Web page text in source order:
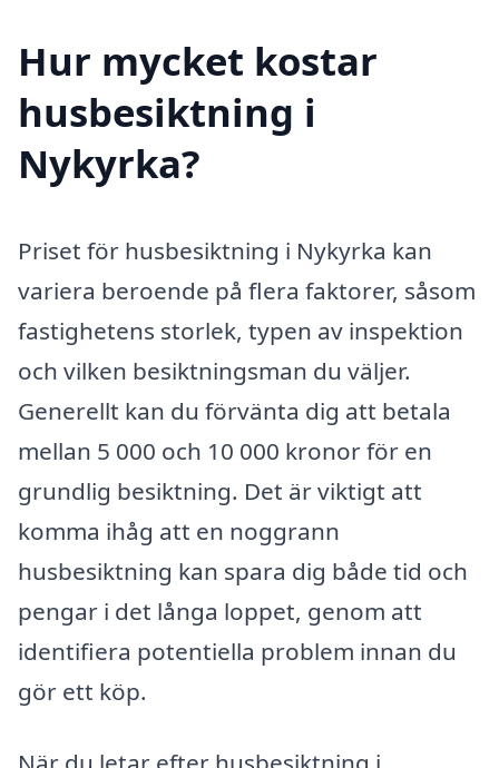
Hur mycket kostar
husbesiktning i
Nykyrka?
Priset för husbesiktning i Nykyrka kan
variera beroende på flera faktorer, såsom
fastighetens storlek, typen av inspektion
och vilken besiktningsman du väljer.
Generellt kan du förvänta dig att betala
mellan 5 000 och 10 000 kronor för en
grundlig besiktning. Det är viktigt att
komma ihåg att en noggrann
husbesiktning kan spara dig både tid och
pengar i det långa loppet, genom att
identifiera potentiella problem innan du
gör ett köp.